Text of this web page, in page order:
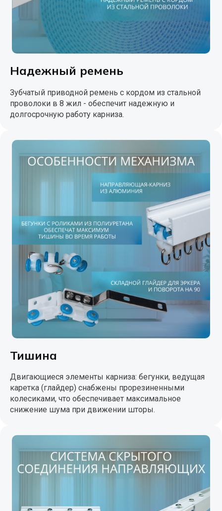
Надежный ремень
Зубчатый приводной ремень с кордом из стальной
проволоки в 8 жил - обеспечит надежную и
долгосрочную работу карниза.
Тишина
Двигающиеся элементы карниза: бегунки, ведущая
каретка (глайдер) снабжены прорезиненными
колесиками, что обеспечивает максимальное
снижение шума при движении шторы.